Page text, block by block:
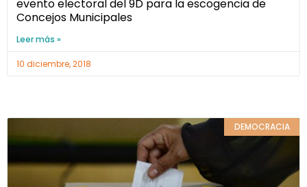
evento electoral del 9D para la escogencia de
Concejos Municipales
Leer más »
10 diciembre, 2018
DEMOCRACIA